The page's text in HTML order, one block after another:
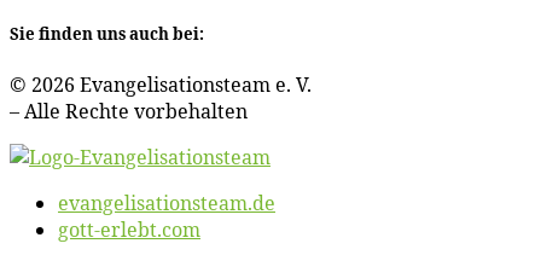
Sie fin­den uns auch bei:
© 2026 Evan­ge­li­sa­ti­ons­team e. V.
– Al­le Rech­te vorbehalten
evangelisationsteam.de
gott-erlebt.com